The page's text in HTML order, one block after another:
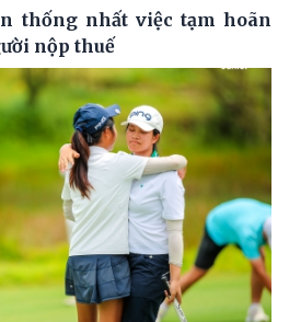
thống nhất việc tạm hoãn
nộp thuế